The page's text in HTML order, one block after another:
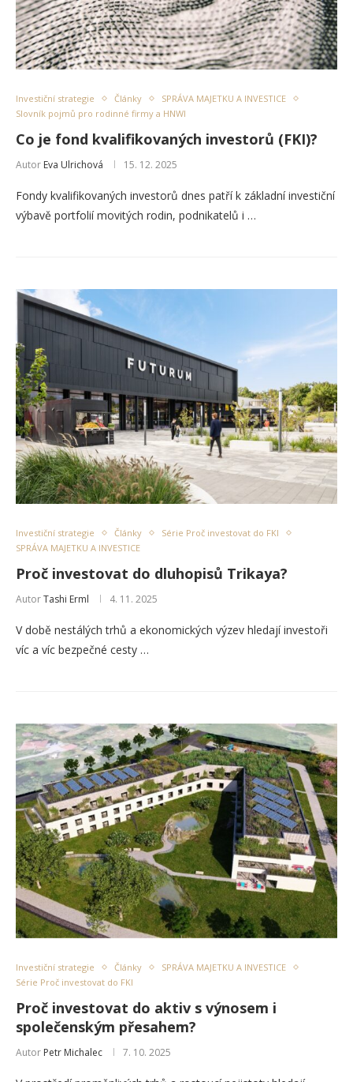
Investiční strategie Články
SPRÁVA MAJETKU A INVESTICE
Slovník pojmů pro rodinné firmy a HNWI
Co je fond kvalifikovaných investorů (FKI)?
Autor Eva Ulrichová 15. 12. 2025
Fondy kvalifikovaných investorů dnes patří k základní investiční
výbavě portfolií movitých rodin, podnikatelů i …
Investiční strategie Články
Série Proč investovat do FKI
SPRÁVA MAJETKU A INVESTICE
Proč investovat do dluhopisů Trikaya?
AutorTashi Erml 4. 11. 2025
V době nestálých trhů a ekonomických výzev hledají investoři
víc a víc bezpečné cesty …
Investiční strategie Články
SPRÁVA MAJETKU A INVESTICE
Série Proč investovat do FKI
Proč investovat do aktiv s výnosem i
společenským přesahem?
Autor Petr Michalec 7. 10. 2025